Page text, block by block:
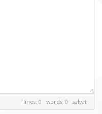
lines: 0 words: 0 salvat